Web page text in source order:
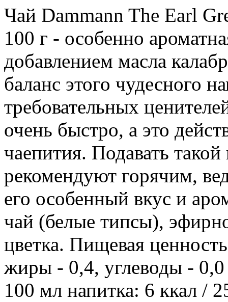
Чай Dammann The Earl
100 г - особенно
добавлением масла
баланс этого чудесного
требовательных
очень быстро, а это
чаепития. Подавать
рекомендуют горячим,
его особенный вкус и
чай (белые типсы),
цветка. Пищевая
жиры - 0,4, углеводы - 0,0
100 мл напитка: 6 ккал